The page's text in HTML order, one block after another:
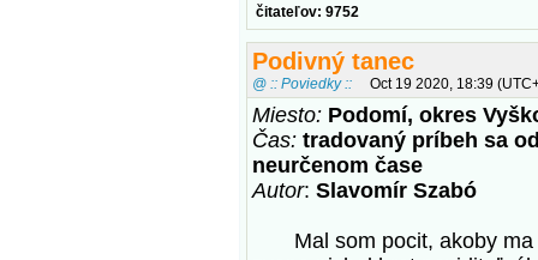
čitateľov: 9752
Podivný tanec
@ :: Poviedky :: Oct 19 2020, 18:39
Miesto: Podomí, okres
Čas: tradovaný príbeh sa
neurčenom čase
Autor: Slavomír Szabó
Mal som pocit, akoby ma